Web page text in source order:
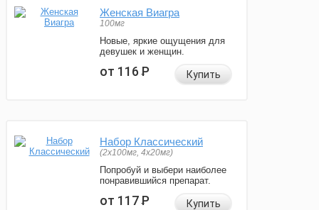
Женская Виагра
100мг
Новые, яркие ощущения для
девушек и женщин.
от 116Р Купить
Набор Классический
(2x100мг, 4x20мг)
Попробуй и выбери наиболее
понравившийся препарат.
от 117Р Купить